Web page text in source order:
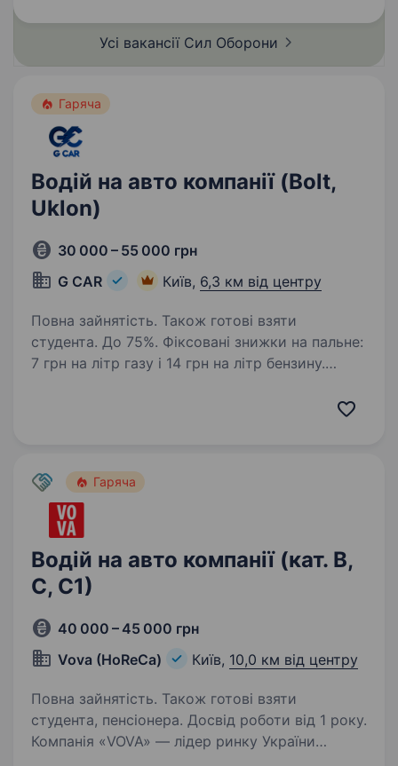
системами. Умови роботи: Виявлення
та подавлення засобів повітряного нападу…
Усі вакансії Сил Оборони
Гаряча
Водій на авто компанії (Bolt,
Uklon)
30 000 – 55 000 грн
G CAR
Київ, 6,3 км від центру
Повна зайнятість. Також готові взяти
студента. До 75%. Фіксовані знижки на пальне:
7 грн на літр газу і 14 грн на літр бензину.
Гаряча
Водій на авто компанії (кат. В,
С, С1)
40 000 – 45 000 грн
Vova (HoReCa)
Київ, 10,0 км від центру
Повна зайнятість. Також готові взяти
студента, пенсіонера. Досвід роботи від 1 року.
Компанія «VOVA» — лідер ринку України